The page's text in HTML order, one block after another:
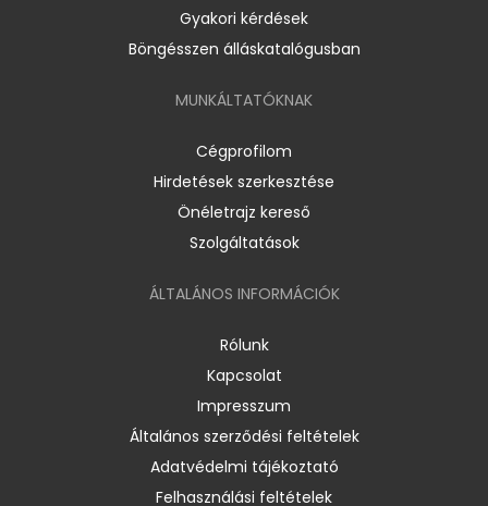
Gyakori kérdések
Böngésszen álláskatalógusban
MUNKÁLTATÓKNAK
Cégprofilom
Hirdetések szerkesztése
Önéletrajz kereső
Szolgáltatások
ÁLTALÁNOS INFORMÁCIÓK
Rólunk
Kapcsolat
Impresszum
Általános szerződési feltételek
Adatvédelmi tájékoztató
Felhasználási feltételek